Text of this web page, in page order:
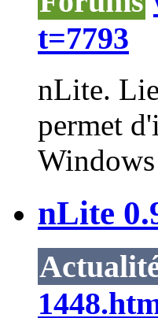
t=7793
nLite.
permet
nLite